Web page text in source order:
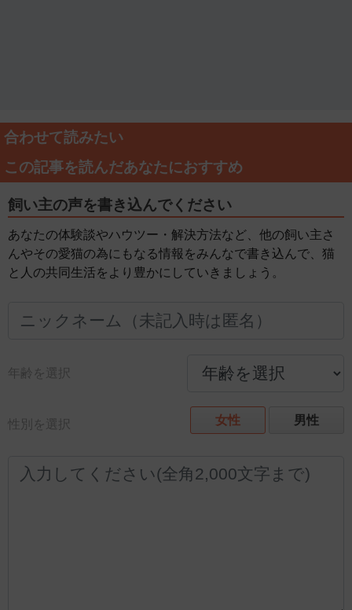
合わせて読みたい
この記事を読んだあなたにおすすめ
飼い主の声を書き込んでください
あなたの体験談やハウツー・解決方法など、他の飼い主さ
んやその愛猫の為にもなる情報をみんなで書き込んで、猫
と人の共同生活をより豊かにしていきましょう。
年齢を選択
性別を選択 女性 男性